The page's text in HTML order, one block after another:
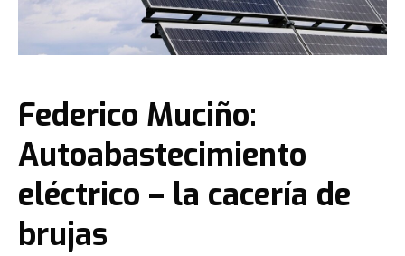
Federico Muciño:
Autoabastecimiento
eléctrico – la cacería de
brujas